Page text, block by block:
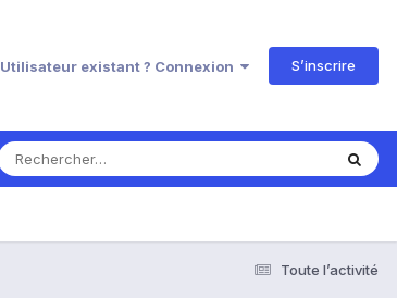
Utilisateur existant ? Connexion S’inscrire
Toute l’activité